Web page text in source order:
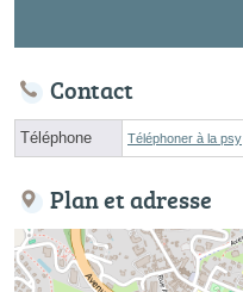
Contact
Téléphone Téléphoner à la psy
Plan et adresse